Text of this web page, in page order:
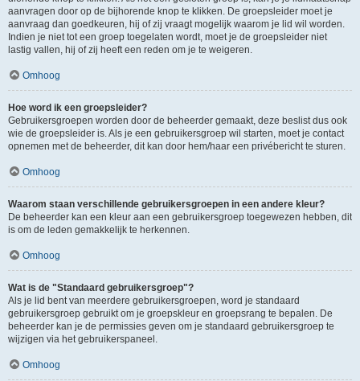
aanvragen door op de bijhorende knop te klikken. De groepsleider moet je
aanvraag dan goedkeuren, hij of zij vraagt mogelijk waarom je lid wil worden.
Indien je niet tot een groep toegelaten wordt, moet je de groepsleider niet
lastig vallen, hij of zij heeft een reden om je te weigeren.
Omhoog
Hoe word ik een groepsleider?
Gebruikersgroepen worden door de beheerder gemaakt, deze beslist dus ook
wie de groepsleider is. Als je een gebruikersgroep wil starten, moet je contact
opnemen met de beheerder, dit kan door hem/haar een privébericht te sturen.
Omhoog
Waarom staan verschillende gebruikersgroepen in een andere kleur?
De beheerder kan een kleur aan een gebruikersgroep toegewezen hebben, dit
is om de leden gemakkelijk te herkennen.
Omhoog
Wat is de "Standaard gebruikersgroep"?
Als je lid bent van meerdere gebruikersgroepen, word je standaard
gebruikersgroep gebruikt om je groepskleur en groepsrang te bepalen. De
beheerder kan je de permissies geven om je standaard gebruikersgroep te
wijzigen via het gebruikerspaneel.
Omhoog